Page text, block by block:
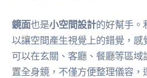
鏡面也是小空間設計的好幫手。
以讓空間產生視覺上的錯覺，感
可以在玄關、客廳、餐廳等區
置全身鏡，不僅方便整理儀容